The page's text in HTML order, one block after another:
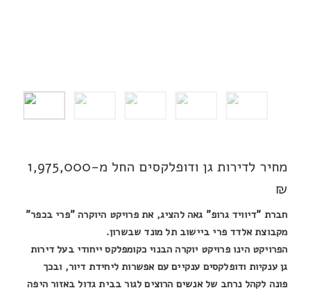
מחיר לדירות גן ודופלקסים החל מ-1,975,000
₪
חברת "דיוויד גרופ" גאה להציג, את פרויקט היוקרה "פרי בכפר"
מקבוצת אלדד פרי ביישוב תל מונד שבשרון.
הפרויקט הינו פרויקט יוקרה הבנוי כקומפלקס ייחודי בעל דירות
גן ענקיות ודופלקסים ענקיים עם אפשרות ליחידת דיור, ובכך
פונה לקהל נרחב של אנשים הרוצים לגור בבית גדול באזור היפה